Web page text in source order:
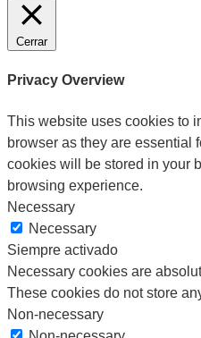
Cerrar
Privacy Overview
This website uses cookies to
browser as they are essential
cookies will be stored in your
browsing experience.
Necessary
Necessary
Siempre activado
Necessary cookies are
These cookies do not store
Non-necessary